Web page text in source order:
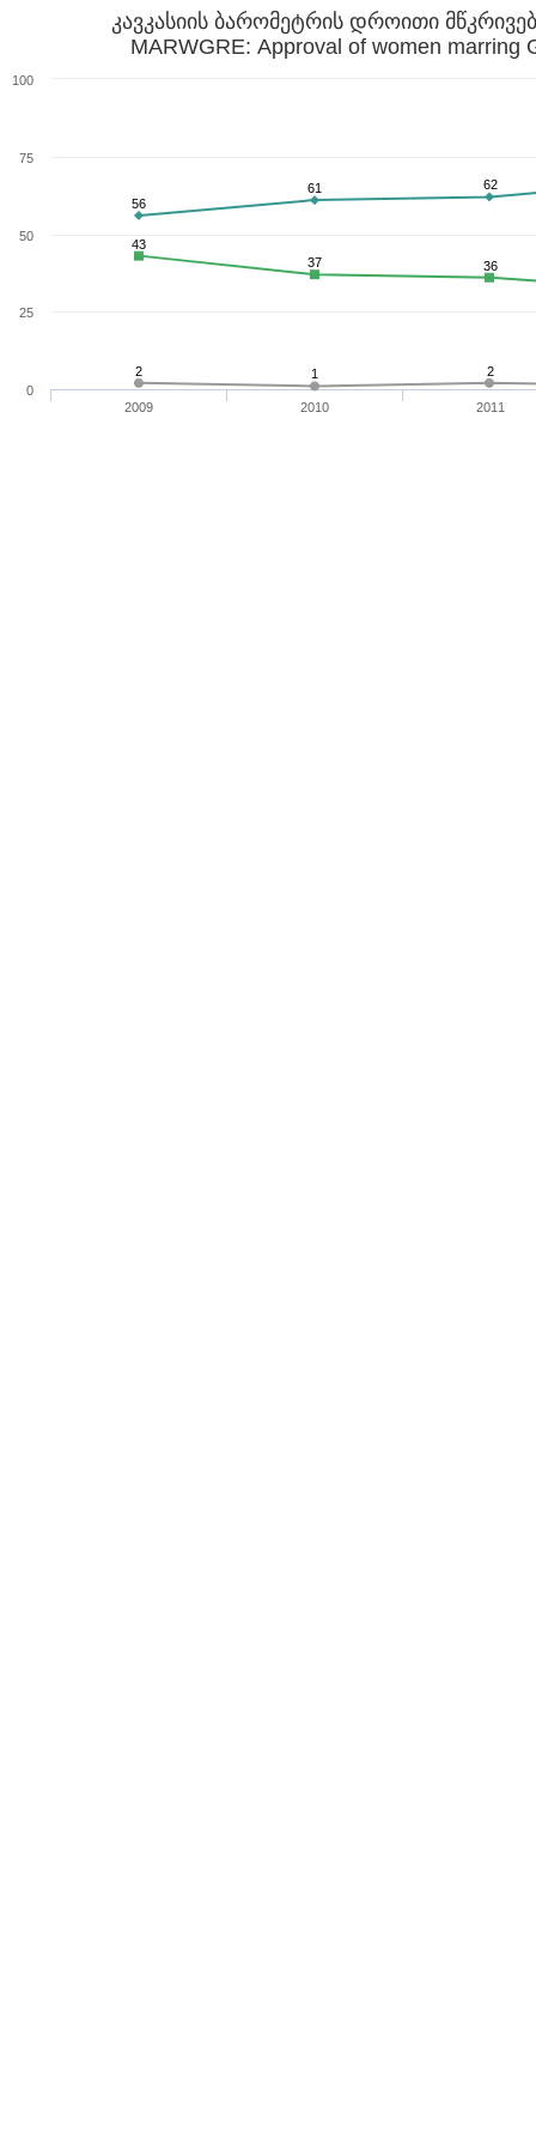
კავკასიის ბარომეტრის დროითი
MARWGRE: Approval of women marring
2 1 2
56
61 62
43
37
36
2009 2010 2011
0
25
50
75
100